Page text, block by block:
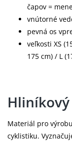
čapov =
vnútorné
pevná os
veľkosti XS
175 cm) / L
Hliníkový
Materiál pro
cyklistiku.